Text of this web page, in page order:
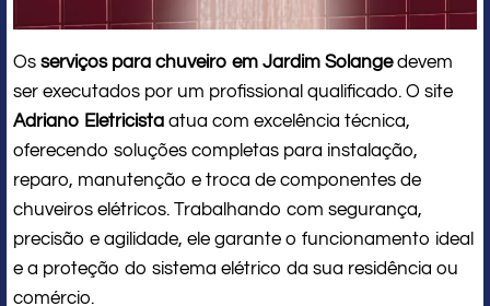
Os serviços para chuveiro em Jardim Solangedevem
ser executados por um profissional qualificado. O site
Adriano Eletricista atua com excelência técnica,
oferecendo soluções completas para instalação,
reparo, manutenção e troca de componentes de
chuveiros elétricos. Trabalhando com segurança,
precisão e agilidade, ele garante o funcionamento ideal
e a proteção do sistema elétrico da sua residência ou
comércio.